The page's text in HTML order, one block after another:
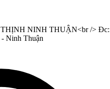
NINH THUẬN<br /> Đc:
Ninh Thuận